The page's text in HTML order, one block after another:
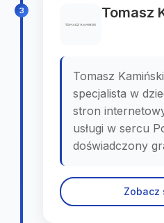
3 Tomasz
Tomasz
specjalista w
stron
usługi w sercu
doświadczony
Zobacz